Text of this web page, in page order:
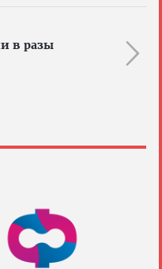
в разы